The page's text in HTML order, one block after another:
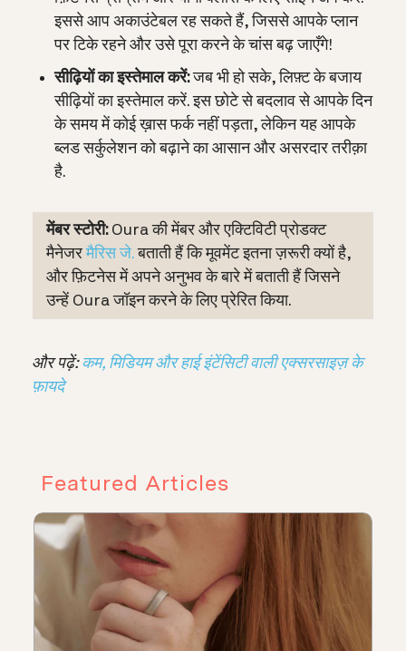
इससे आप अकाउंटेबल रह सकते हैं, जिससे आपके प्लान
पर टिके रहने और उसे पूरा करने के चांस बढ़ जाएँगे!
सीढ़ियों का इस्तेमाल करें:जब भी हो सके, लिफ़्ट के बजाय
सीढ़ियों का इस्तेमाल करें. इस छोटे से बदलाव से आपके दिन
के समय में कोई ख़ास फर्क नहीं पड़ता, लेकिन यह आपके
ब्लड सर्कुलेशन को बढ़ाने का आसान और असरदार तरीक़ा
है.
मेंबर स्टोरी: Oura की मेंबर और एक्टिविटी प्रोडक्ट
मैनेजरमैरिस जे.बताती हैं कि मूवमेंट इतना ज़रूरी क्यों है,
और फ़िटनेस में अपने अनुभव के बारे में बताती हैं जिसने
उन्हें Oura जॉइन करने के लिए प्रेरित किया.
और पढ़ें:कम, मिडियम और हाई इंटेंसिटी वाली एक्सरसाइज़ के
फ़ायदे
Featured Articles